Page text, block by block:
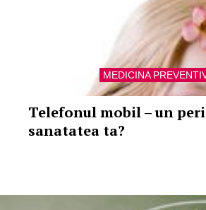
MEDICINA
Telefonul mobil – un
sanatatea ta?